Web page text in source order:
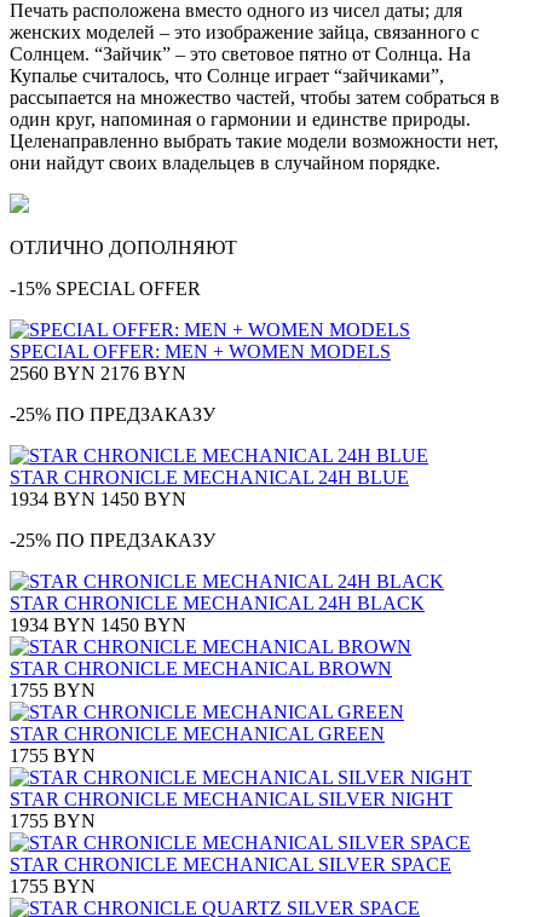
Печать расположена вместо одного из чисел даты; для
женских моделей – это изображение зайца, связанного с
Солнцем. “Зайчик” – это световое пятно от Солнца. На
Купалье считалось, что Солнце играет “зайчиками”,
рассыпается на множество частей, чтобы затем собраться в
один круг, напоминая о гармонии и единстве природы.
Целенаправленно выбрать такие модели возможности нет,
они найдут своих владельцев в случайном порядке.
ОТЛИЧНО ДОПОЛНЯЮТ
-15% SPECIAL OFFER
SPECIAL OFFER: MEN + WOMEN MODELS
2560 BYN 2176 BYN
-25% ПО ПРЕДЗАКАЗУ
STAR CHRONICLE MECHANICAL 24H BLUE
1934 BYN 1450 BYN
-25% ПО ПРЕДЗАКАЗУ
STAR CHRONICLE MECHANICAL 24H BLACK
1934 BYN 1450 BYN
STAR CHRONICLE MECHANICAL BROWN
1755 BYN
STAR CHRONICLE MECHANICAL GREEN
1755 BYN
STAR CHRONICLE MECHANICAL SILVER NIGHT
1755 BYN
STAR CHRONICLE MECHANICAL SILVER SPACE
1755 BYN